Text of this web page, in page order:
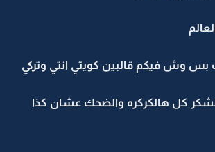
وش فيكم قالبين كويتي انتي وتركي
كل هالكركره والضحك عشان كذا